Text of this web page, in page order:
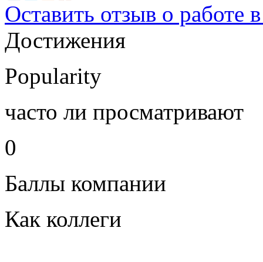
Оставить отзыв о работе
Достижения
Popularity
часто ли просматривают
0
Баллы компании
Как коллеги